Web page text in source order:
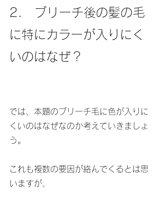
2.　ブリーチ後の髪の毛
に特にカラーが入りにく
いのはなぜ？
では、本題のブリーチ毛に色が入りに
くいのはなぜなのか考えていきましょ
う。
これも複数の要因が絡んでくるとは思
いますが、